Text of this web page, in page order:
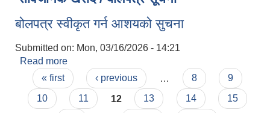
बोलपत्र स्वीकृत गर्न आशयको सुचना
Submitted on: Mon, 03/16/2026 - 14:21
Read more
Pages
« first ‹ previous 8
9
10
11 12 13 14
15